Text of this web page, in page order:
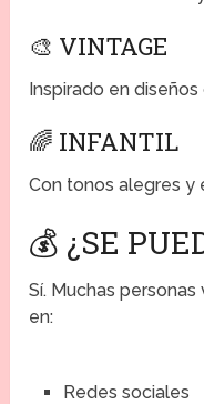
🎨 VINTAGE
Inspirado en
🌈 INFANTIL
Con tonos alegres y
💰 ¿SE
Sí. Muchas
en:
Redes sociales